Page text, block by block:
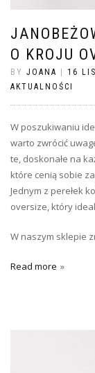
O KROJU
BY JOANA | 16
AKTUALNOŚCI
W poszukiwaniu
warto zwrócić
te, doskonałe na
które cenią sobie
Jednym z perełek
oversize, który
W naszym sklepie
Read more